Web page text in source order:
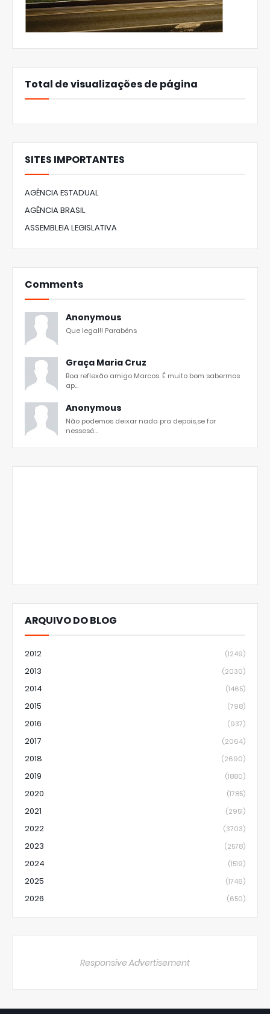
Total de visualizações de página
SITES IMPORTANTES
AGÊNCIA ESTADUAL
AGÊNCIA BRASIL
ASSEMBLEIA LEGISLATIVA
Comments
Anonymous
Que legal!! Parabéns
Graça Maria Cruz
Boa reflexão amigo Marcos. É muito bom sabermos
ap...
Anonymous
Não podemos deixar nada pra depois,se for
nessesá...
ARQUIVO DO BLOG
2012 (1249)
2013 (2030)
2014 (1465)
2015 (798)
2016 (937)
2017 (2064)
2018 (2690)
2019 (1880)
2020 (1785)
2021 (2951)
2022 (3703)
2023 (2578)
2024 (1519)
2025 (1746)
2026 (650)
Responsive Advertisement